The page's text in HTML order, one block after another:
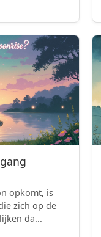
opkomt, is
zich op de
da...